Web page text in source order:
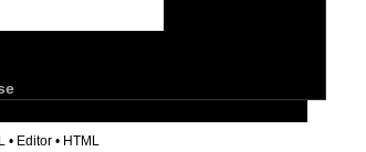
• Editor • HTML